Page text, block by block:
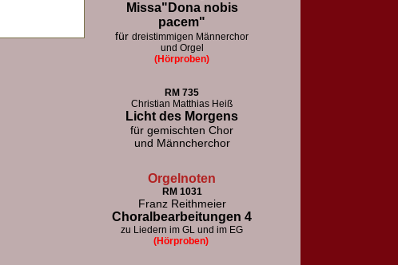
Missa"Dona nobis
pacem"
für dreistimmigen Männerchor
und Orgel
(Hörproben)
RM 735
Christian Matthias Heiß
Licht des Morgens
für gemischten Chor
und Männcherchor
Orgelnoten
RM 1031
Franz Reithmeier
Choralbearbeitungen 4
zu Liedern im GL und im EG
(Hörproben)